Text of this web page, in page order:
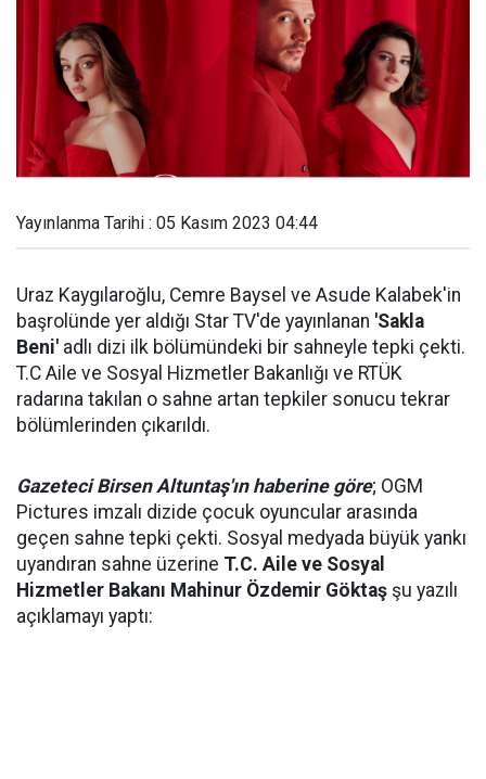
Yayınlanma Tarihi : 05 Kasım 2023 04:44
Uraz Kaygılaroğlu, Cemre Baysel ve Asude Kalabek'in
başrolünde yer aldığı Star TV'de yayınlanan 'Sakla
Beni' adlı dizi ilk bölümündeki bir sahneyle tepki çekti.
T.C Aile ve Sosyal Hizmetler Bakanlığı ve RTÜK
radarına takılan o sahne artan tepkiler sonucu tekrar
bölümlerinden çıkarıldı.
Gazeteci Birsen Altuntaş'ın haberine göre; OGM
Pictures imzalı dizide çocuk oyuncular arasında
geçen sahne tepki çekti. Sosyal medyada büyük yankı
uyandıran sahne üzerine T.C. Aile ve Sosyal
Hizmetler Bakanı Mahinur Özdemir Göktaş şu yazılı
açıklamayı yaptı: